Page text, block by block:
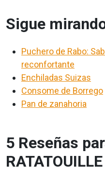
Sigue
Puchero de Rabo:
reconfortante
Enchiladas Suizas
Consome de Borrego
Pan de zanahoria
5 Reseñas
RATATOUILLE